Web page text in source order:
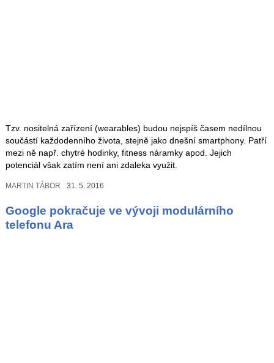
Tzv. nositelná zařízení (wearables) budou nejspíš časem nedílnou
součástí každodenního života, stejně jako dnešní smartphony. Patří
mezi ně např. chytré hodinky, fitness náramky apod. Jejich
potenciál však zatím není ani zdaleka využit.
MARTIN TÁBOR 31. 5. 2016
Google pokračuje ve vývoji modulárního
telefonu Ara